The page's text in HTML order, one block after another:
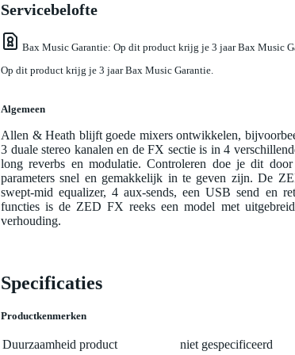
Servicebelofte
Bax Music Garantie: Op dit product krijg je 3 jaar Bax Music
Op dit product krijg je 3 jaar Bax Music Garantie.
Algemeen
Allen & Heath blijft goede mixers ontwikkelen,
3 duale stereo kanalen en de FX sectie is in 4
long reverbs en modulatie. Controleren doe je dit
parameters snel en gemakkelijk in te geven zijn. De
swept-mid equalizer, 4 aux-sends, een USB send en
functies is de ZED FX reeks een model met
verhouding.
Specificaties
Productkenmerken
Duurzaamheid product
niet gespecificeerd